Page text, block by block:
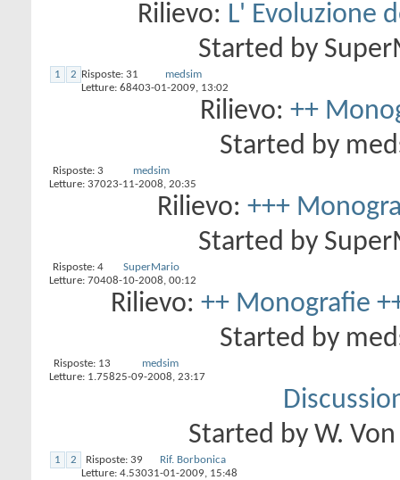
Rilievo: L' Evoluzione
Started by
1 2 Risposte: 31
Letture: 684
medsim
03-01-2009, 13:02
Rilievo: ++
Started by
Risposte: 3
Letture: 370
medsim
23-11-2008, 20:35
Rilievo: +++
Started by
Risposte: 4
Letture: 704
SuperMario
08-10-2008, 00:12
Rilievo: ++ Monografie
Started by
Risposte: 13
Letture: 1.758
medsim
25-09-2008, 23:17
Started by W.
1 2 Risposte: 39
Letture: 4.530
Rif. Borbonica
31-01-2009, 15:48